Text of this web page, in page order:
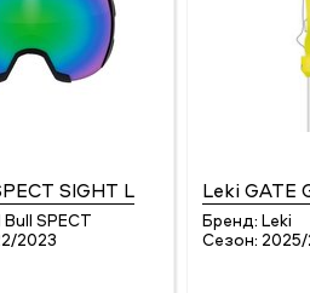
SIGHT L
Bull SPECT
2023
Leki GATE
Бренд: Leki
Сезон: